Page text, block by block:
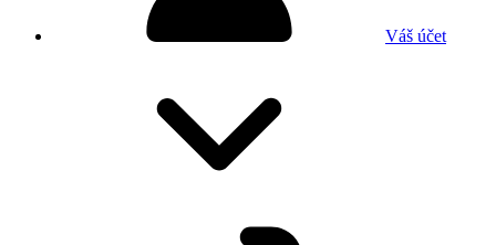
Váš účet